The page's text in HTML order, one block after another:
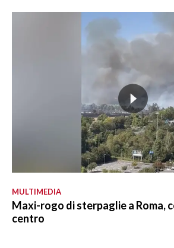
MULTIMEDIA
Maxi-rogo di sterpaglie a Roma,
centro